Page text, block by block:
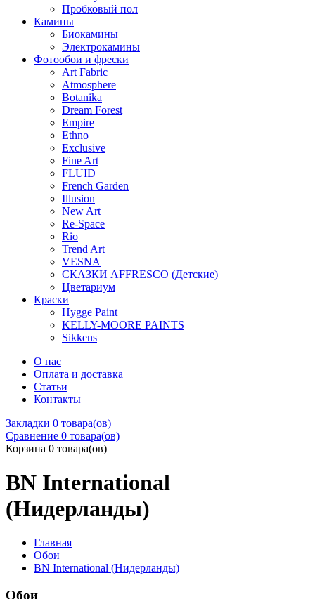
Пробковый пол
Камины
Биокамины
Электрокамины
Фотообои и фрески
Art Fabric
Atmosphere
Botanika
Dream Forest
Empire
Ethno
Exclusive
Fine Art
FLUID
French Garden
Illusion
New Art
Re-Space
Rio
Trend Art
VESNA
СКАЗКИ AFFRESCO (Детские)
Цветариум
Краски
Hygge Paint
KELLY-MOORE PAINTS
Sikkens
О нас
Оплата и доставка
Статьи
Контакты
Закладки 0 товара(ов)
Сравнение 0 товара(ов)
Корзина 0 товара(ов)
BN International
(Нидерланды)
Главная
Обои
BN International (Нидерланды)
Обои